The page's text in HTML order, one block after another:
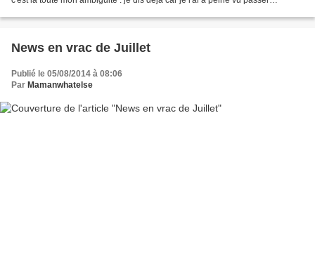
News en vrac de Juillet
Publié le 05/08/2014 à 08:06
Par Mamanwhatelse